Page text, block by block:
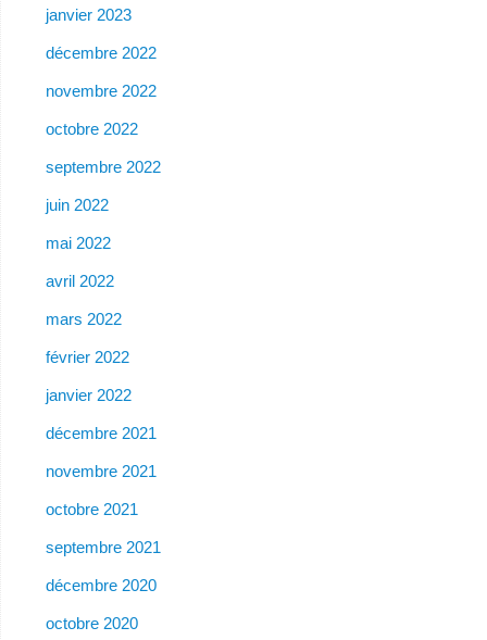
janvier 2023
décembre 2022
novembre 2022
octobre 2022
septembre 2022
juin 2022
mai 2022
avril 2022
mars 2022
février 2022
janvier 2022
décembre 2021
novembre 2021
octobre 2021
septembre 2021
décembre 2020
octobre 2020